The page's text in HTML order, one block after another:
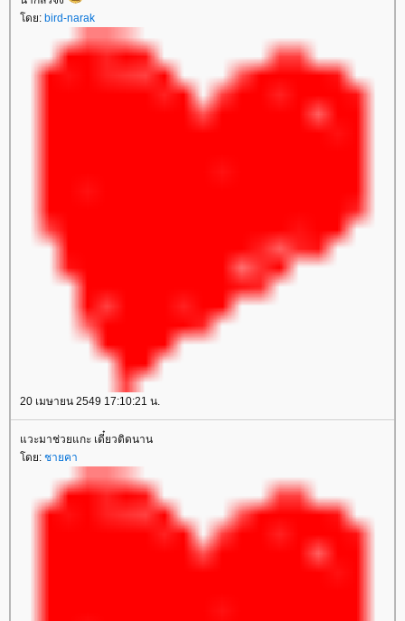
ดย: bird-narak
20 เมษายน 2549 17:10:21 น.
วะมาช่วยแกะ เดี๋ยวติดนาน
ดย: ชายคา